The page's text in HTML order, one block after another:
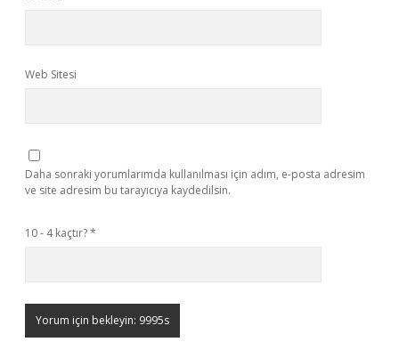
Web Sitesi
Daha sonraki yorumlarımda kullanılması için adım, e-posta adresim
ve site adresim bu tarayıcıya kaydedilsin.
10 - 4 kaçtır?*